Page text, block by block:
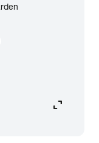
expand_content